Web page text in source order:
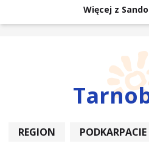
Więcej z
REGION PODKARPACIE